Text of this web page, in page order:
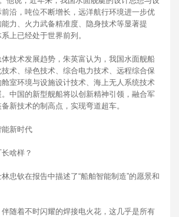
沿，吨位不断增长，远洋航行环境进一步优
力、火力武备精准度、隐身技术等显著提
系上已经处于世界前列。
术发展趋势，朱英富认为，我国水面舰船
术、绿色技术、综合电力技术、远程综合保
室环境与设施设计技术、海上无人系统技术
中国的新型舰船将以创新精神引领，融合军
备新技术的制高点，实现弯道超车。
新时代
啥样？
钦在报告中描述了“船舶智能制造”的愿景和
着不时闪耀的焊接电火花，这几乎是所有